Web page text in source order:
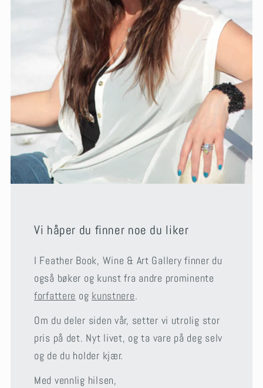
Vi håper du finner noe du liker
I Feather Book, Wine & Art Gallery finner du
også bøker og kunst fra andre prominente
forfattere og kunstnere.
Om du deler siden vår, setter vi utrolig stor
pris på det. Nyt livet, og ta vare på deg selv
og de du holder kjær.
Med vennlig hilsen,